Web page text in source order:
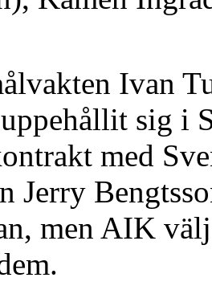
Ivan
sig i
med
Jerry
men AIK